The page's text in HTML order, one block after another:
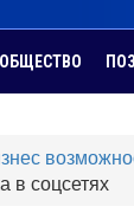
ОБЩЕСТВО
в соцсетях